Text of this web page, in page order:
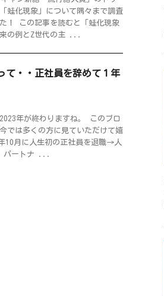
蛙化現象」について隅々まで調査
！ この記事を読むと「蛙化現象
の例とZ世代の主 ...
て・・正社員を辞めて１年
年が終わりますね。 このブロ
では多くの方に見ていただけて嬉
月に人生初の正社員を退職→人
パートナ ...